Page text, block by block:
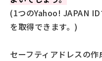
(1つのYahoo! JAPAN
を取得できます。)
セーフティアドレスの